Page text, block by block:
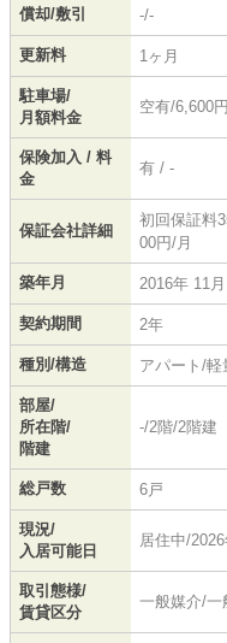
償却/敷引 -/-
更新料 1ヶ月
駐車場/
月額料金
空有/6,600
保険加入 / 料
金
有 / -
保証会社詳細
初回保証料
00円/月
築年月 2016年 11
契約期間 2年
種別/構造 アパート/軽
部屋/
所在階/
階建
-/2階/2階建
総戸数 6戸
現況/
入居可能日
居住中/
取引態様/
賃貸区分
一般媒介/一